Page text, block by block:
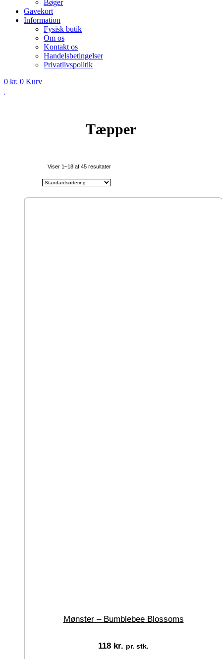
Bøger
Gavekort
Information
Fysisk butik
Om os
Kontakt os
Handelsbetingelser
Privatlivspolitik
0 kr. 0 Kurv
Tæpper
Viser 1–18 af 45 resultater
Mønster – Bumblebee Blossoms
118 kr. pr. stk.